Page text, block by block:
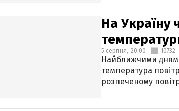
На Україну
5 серпня, 20:00 10732
Найближчими
температура
розпеченому